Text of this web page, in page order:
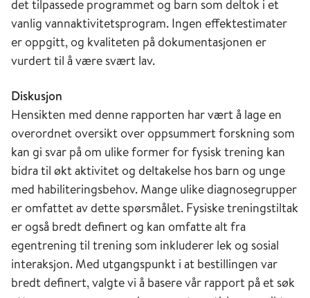
det tilpassede programmet og barn som deltok i et
vanlig vannaktivitetsprogram. Ingen effektestimater
er oppgitt, og kvaliteten på dokumentasjonen er
vurdert til å være svært lav.
Diskusjon
Hensikten med denne rapporten har vært å lage en
overordnet oversikt over oppsummert forskning som
kan gi svar på om ulike former for fysisk trening kan
bidra til økt aktivitet og deltakelse hos barn og unge
med habiliteringsbehov. Mange ulike diagnosegrupper
er omfattet av dette spørsmålet. Fysiske treningstiltak
er også bredt definert og kan omfatte alt fra
egentrening til trening som inkluderer lek og sosial
interaksjon. Med utgangspunkt i at bestillingen var
bredt definert, valgte vi å basere vår rapport på et søk